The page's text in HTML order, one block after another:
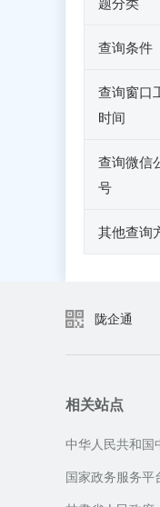
查询条件
查询窗口
时间
查询微信
号
其他查询
陇企通
相关站点
中华人民共和国
国家政务服务平